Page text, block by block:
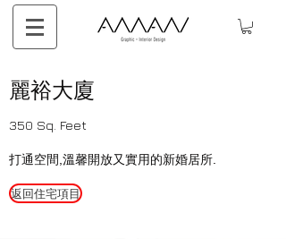
麗裕大廈
350 Sq. Feet
​打通空間,溫馨開放又實用的新婚居所.
返回住宅項目